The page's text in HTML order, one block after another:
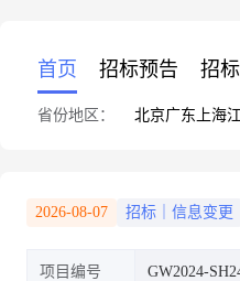
首页 招标预告 招
省份地区： 北京广东 上海
2026-08-07 招标｜信息变更
项目编号 GW2024-